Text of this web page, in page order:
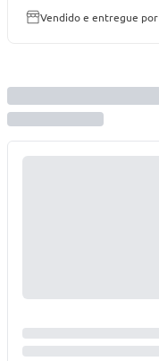
Vendido e entregue por